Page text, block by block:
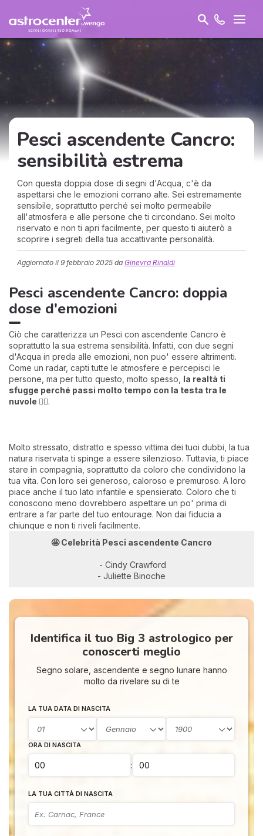
Pesci ascendente Cancro:
sensibilità estrema
Con questa doppia dose di segni d'Acqua, c'è da
aspettarsi che le emozioni corrano alte. Sei estremamente
sensibile, soprattutto perché sei molto permeabile
all'atmosfera e alle persone che ti circondano. Sei molto
riservato e non ti apri facilmente, per questo ti aiuterò a
scoprire i segreti della tua accattivante personalità.
Aggiornato il 9 febbraio 2025 da Ginevra Rinaldi
Pesci ascendente Cancro: doppia
dose d'emozioni
Ciò che caratterizza un Pesci con ascendente Cancro è
soprattutto la sua estrema sensibilità. Infatti, con due segni
d'Acqua in preda alle emozioni, non puo' essere altrimenti.
Come un radar, capti tutte le atmosfere e percepisci le
persone, ma per tutto questo, molto spesso, la realtà ti
sfugge perché passi molto tempo con la testa tra le
nuvole 😶‍🌫️.
Molto stressato, distratto e spesso vittima dei tuoi dubbi, la tua
natura riservata ti spinge a essere silenzioso. Tuttavia, ti piace
stare in compagnia, soprattutto da coloro che condividono la
tua vita. Con loro sei generoso, caloroso e premuroso. A loro
piace anche il tuo lato infantile e spensierato. Coloro che ti
conoscono meno dovrebbero aspettare un po' prima di
entrare a far parte del tuo entourage. Non dai fiducia a
chiunque e non ti riveli facilmente.
🤩 Celebrità Pesci ascendente Cancro
- Cindy Crawford
- Juliette Binoche
Identifica il tuo Big 3 astrologico per
conoscerti meglio
Segno solare, ascendente e segno lunare hanno
molto da rivelare su di te
LA TUA DATA DI NASCITA
ORA DI NASCITA
:
LA TUA CITTÀ DI NASCITA